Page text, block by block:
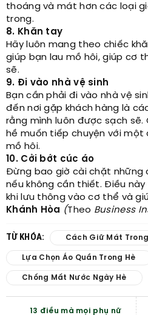
thoáng và mát hơn các loại
trong.
8. Khăn tay
Hãy luôn mang theo chiếc
giúp bạn lau mồ hôi, giúp cơ
sẽ.
9. Đi vào nhà vệ sinh
Bạn cần phải đi vào nhà vệ
đến nơi gặp khách hàng là
rằng mình luôn được sạch sẽ.
hề muốn tiếp chuyện với
mồ hôi.
10. Cởi bớt cúc áo
Đừng bao giờ cài chặt những
nếu không cần thiết. Điều
khi lưu thông vào cơ thể và
Khánh Hòa (Theo Business
TỪ KHÓA: Cách Giữ Mát
Lựa Chọn Áo Quần Trong Hè
Chống Mất Nước Ngày Hè
13 điều mà mọi phụ nữ